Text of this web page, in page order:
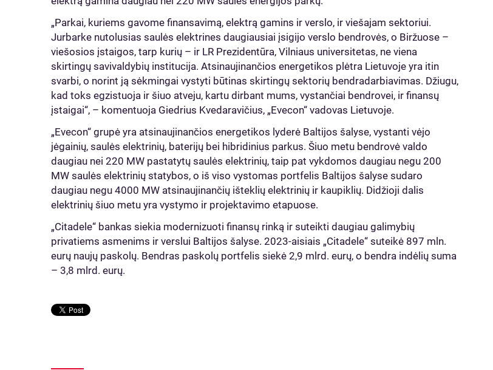
„Parkai, kuriems gavome finansavimą, elektrą gamins ir verslo, ir viešajam sektoriui.
Jurbarke nutolusias saulės elektrines daugiausiai įsigijo verslo bendrovės, o Biržuose –
viešosios įstaigos, tarp kurių – ir LR Prezidentūra, Vilniaus universitetas, ne viena
skirtingų savivaldybių institucija. Atsinaujinančios energetikos plėtra Lietuvoje yra itin
svarbi, o norint ją sėkmingai vystyti būtinas skirtingų sektorių bendradarbiavimas. Džiugu,
kad toks egzistuoja ir šiuo atveju, kartu dirbant mums, vystančiai bendrovei, ir finansų
įstaigai“, – komentuoja Giedrius Kvedaravičius, „Evecon“ vadovas Lietuvoje.
„Evecon“ grupė yra atsinaujinančios energetikos lyderė Baltijos šalyse, vystanti vėjo
jėgainių, saulės elektrinių, baterijų bei hibridinius parkus. Šiuo metu bendrovė valdo
daugiau nei 220 MW pastatytų saulės elektrinių, taip pat vykdomos daugiau negu 200
MW saulės elektrinių statybos, o iš viso vystomas portfelis Baltijos šalyse sudaro
daugiau negu 4000 MW atsinaujinančių išteklių elektrinių ir kaupiklių. Didžioji dalis
elektrinių šiuo metu yra vystymo ir projektavimo etapuose.
„Citadele“ bankas siekia modernizuoti finansų rinką ir suteikti daugiau galimybių
privatiems asmenims ir verslui Baltijos šalyse. 2023-aisiais „Citadele“ suteikė 897 mln.
eurų naujų paskolų. Bendras paskolų portfelis siekė 2,9 mlrd. eurų, o bendra indėlių suma
– 3,8 mlrd. eurų.